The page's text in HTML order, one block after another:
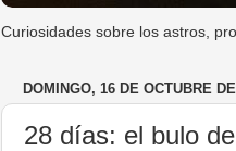
Curiosidades sobre los astros,
DOMINGO, 16 DE OCTUBRE
28 días: el bulo